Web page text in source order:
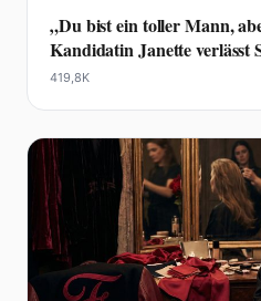
„Du bist ein toller Mann,
Kandidatin Janette verlässt
419,8K